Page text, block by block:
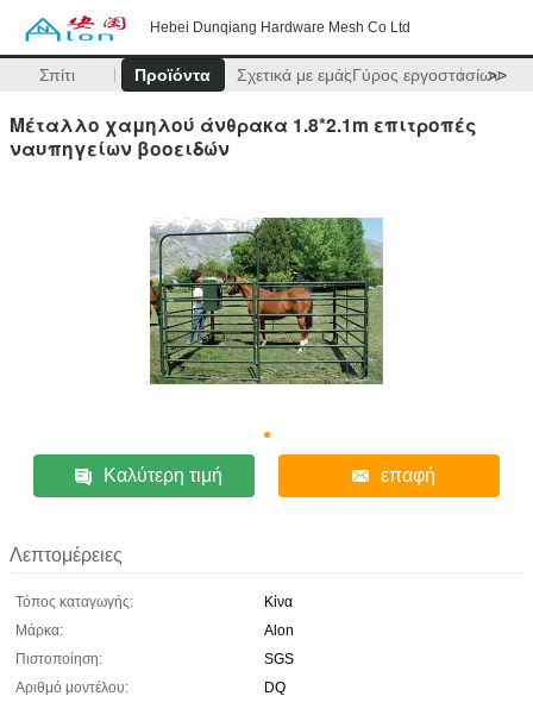
Hebei Dunqiang Hardware Mesh Co Ltd
Σπίτι Προϊόντα Σχετικά με εμάςΓύρος εργοστασίων
>>
Μέταλλο χαμηλού άνθρακα 1.8*2.1m επιτροπές
ναυπηγείων βοοειδών
Καλύτερη τιμή επαφή
Λεπτομέρειες
Τόπος καταγωγής:
Κίνα
Μάρκα:
Alon
Πιστοποίηση:
SGS
Αριθμό μοντέλου:
DQ